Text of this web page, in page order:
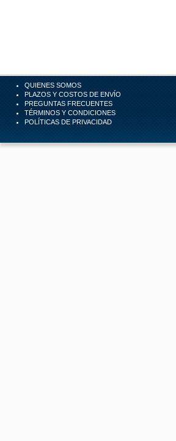
QUIENES SOMOS
PLAZOS Y COSTOS DE ENVÍO
PREGUNTAS FRECUENTES
TÉRMINOS Y CONDICIONES
POLÍTICAS DE PRIVACIDAD